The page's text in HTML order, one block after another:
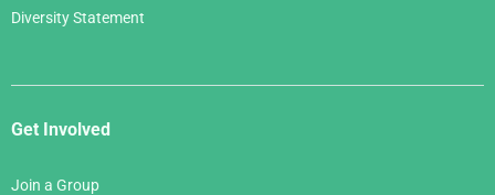
Diversity Statement
Get Involved
Join a Group